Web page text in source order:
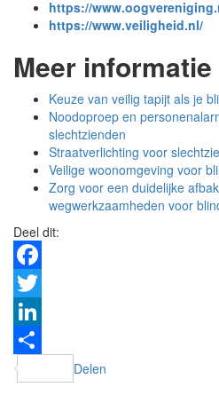
https://
https://www.veiligheid.nl/
Meer informatie
Keuze van veilig tapijt als je
Noodoproep en
slechtzienden
Straatverlichting voor
Veilige woonomgeving voor
Zorg voor een duidelijke
wegwerkzaamheden voor
Deel dit:
Facebook
Twitter
LinkedIn
Delen